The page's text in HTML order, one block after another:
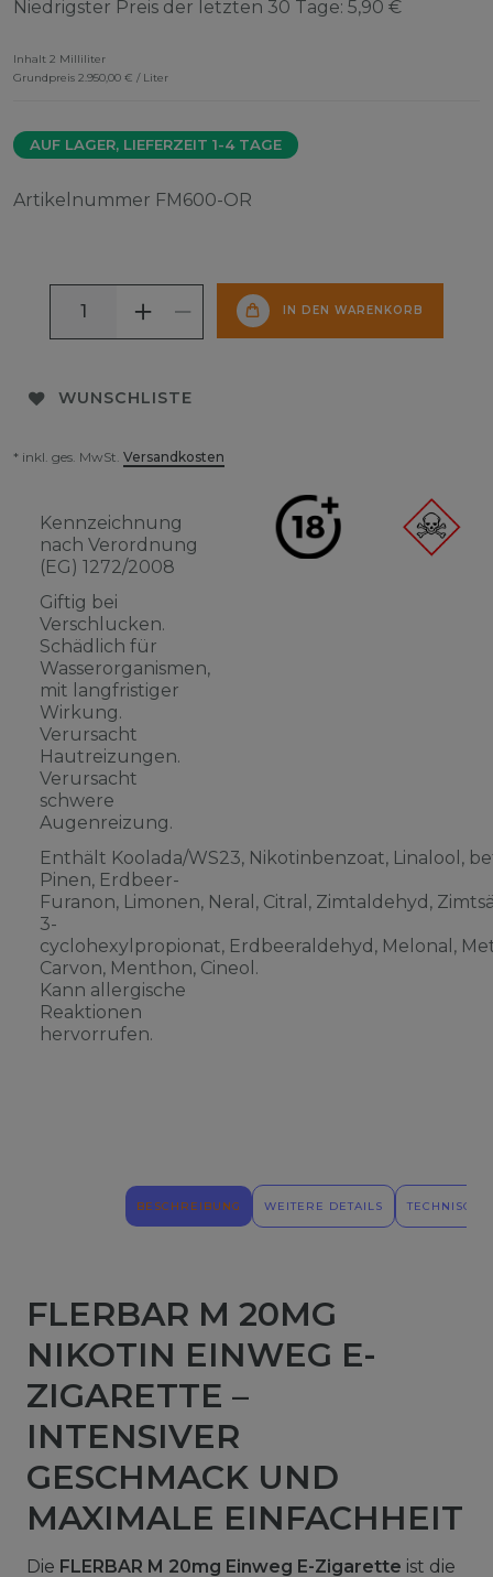
Niedrigster Preis der letzten 30 Tage: 5,90 €
Inhalt 2 Milliliter
Grundpreis 2.950,00 € / Liter
AUF LAGER, LIEFERZEIT 1-4 TAGE
Artikelnummer FM600-OR
IN DEN WARENKORB
WUNSCHLISTE
* inkl. ges. MwSt. Versandkosten
Kennzeichnung
nach Verordnung
(EG) 1272/2008
Giftig bei
Verschlucken.
Schädlich für
Wasserorganismen,
mit langfristiger
Wirkung.
Verursacht
Hautreizungen.
Verursacht
schwere
Augenreizung.
Enthält Koolada/WS23, Nikotinbenzoat, Linalool,
Pinen, Erdbeer-
Furanon, Limonen, Neral, Citral, Zimtaldehyd,
3-
cyclohexylpropionat, Erdbeeraldehyd, Melonal,
Carvon, Menthon, Cineol.
Kann allergische
Reaktionen
hervorrufen.
BESCHREIBUNG WEITERE DETAILS
FLERBAR M 20MG
NIKOTIN EINWEG E-
ZIGARETTE –
INTENSIVER
GESCHMACK UND
MAXIMALE EINFACHHEIT
Die FLERBAR M 20mg Einweg E-Zigarette ist die